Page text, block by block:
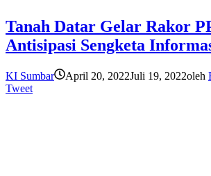
Tanah Datar Gelar Rakor
Antisipasi Sengketa
KI Sumbar April 20, 2022Juli 19, 2022oleh
Tweet